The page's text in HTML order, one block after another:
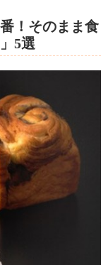
！そのまま食
5選